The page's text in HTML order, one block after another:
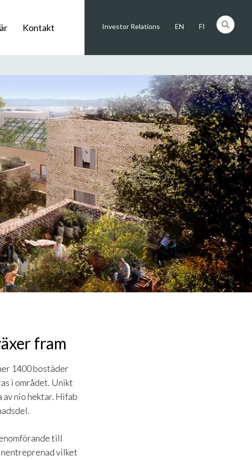
Kontakt Investor Relations EN FI
fram
1400 bostäder
i området. Unikt
nio hektar. Hifab
till
vilket